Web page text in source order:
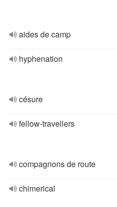
aides de camp
hyphenation
césure
fellow-travellers
compagnons de route
chimerical